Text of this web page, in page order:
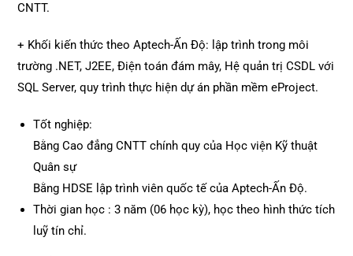
CNTT.
+ Khối kiến thức theo Aptech-Ấn Độ: lập trình trong môi
trường .NET, J2EE, Điện toán đám mây, Hệ quản trị CSDL với
SQL Server, quy trình thực hiện dự án phần mềm eProject.
Tốt nghiệp:
Bằng Cao đẳng CNTT chính quy của Học viện Kỹ thuật
Quân sự
Bằng HDSE lập trình viên quốc tế của Aptech-Ấn Độ.
Thời gian học : 3 năm (06 học kỳ), học theo hình thức tích
luỹ tín chỉ.